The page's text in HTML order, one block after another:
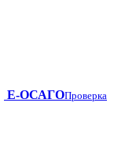
Е-ОСАГОПроверка